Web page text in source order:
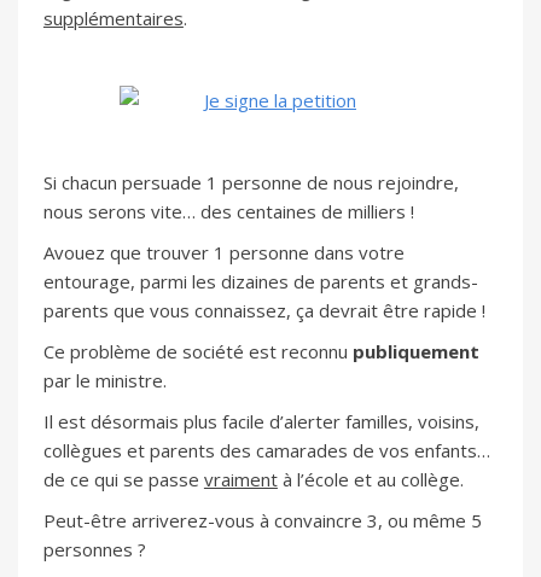
supplémentaires.
Si chacun persuade 1 personne de nous rejoindre,
nous serons vite… des centaines de milliers !
Avouez que trouver 1 personne dans votre
entourage, parmi les dizaines de parents et grands-
parents que vous connaissez, ça devrait être rapide !
Ce problème de société est reconnu publiquement
par le ministre.
Il est désormais plus facile d’alerter familles, voisins,
collègues et parents des camarades de vos enfants…
de ce qui se passe vraimentà l’école et au collège.
Peut-être arriverez-vous à convaincre 3, ou même 5
personnes ?